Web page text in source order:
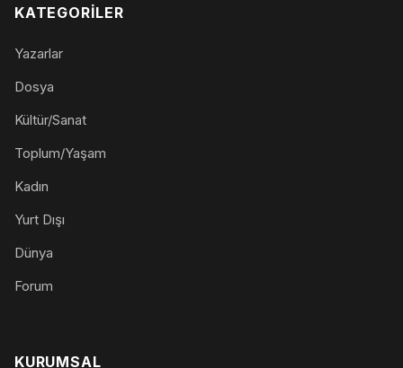
KATEGORILER
Yazarlar
Dosya
Kültür/Sanat
Toplum/Yaşam
Kadın
Yurt Dışı
Dünya
Forum
KURUMSAL